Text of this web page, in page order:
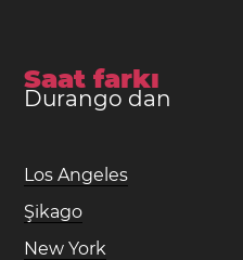
Saat farkı
Durango dan
Los Angeles
Şikago
New York